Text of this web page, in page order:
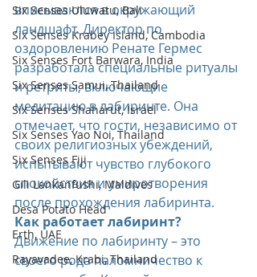
Six Senses Uluwatu, Bali
Six Senses Krabey Island, Cambodia
Six Senses Fort Barwara, India
Six Senses Samui, Thailand
Six Senses Shaharut, Israel
Six Senses Yao Noi, Thailand
Six Senses Fiji
Gili Lankanfushi, Maldives
Desa Potato Head
Erth, UAE
Rayavadee, Krabi, Thailand
вписываются в окружающий
ландшафт. Директор по
оздоровлению Ренате Гермес
разработала специальные ритуалы
и ретриты, включающие
медитацию в лабиринте. Она
отмечает, что гости, независимо от
своих религиозных убеждений,
испытывают чувство глубокого
спокойствия и умиротворения
после прохождения лабиринта.
Как работает лабиринт?
Движение по лабиринту – это
своего рода паломничество к